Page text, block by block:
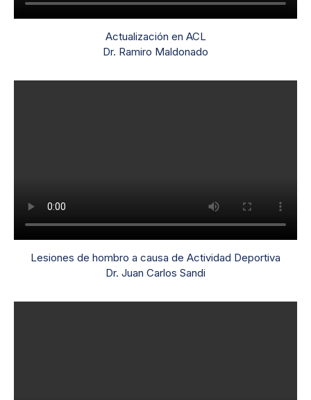
Actualización en ACL
Dr. Ramiro Maldonado
Lesiones de hombro a causa de Actividad Deportiva
Dr. Juan Carlos Sandi